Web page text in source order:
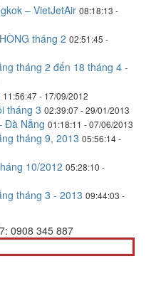
– VietJetAir 08:18:13 -
tháng 2 02:51:45 -
tháng 2 đến 18 tháng 4 -
11:56:47 - 17/09/2012
tháng 3 02:39:07 - 29/01/2013
Đà Nẵng 01:18:11 - 07/06/2013
tháng 9, 2013 05:56:14 -
10/2012 05:28:10 -
tháng 3 - 2013 09:44:03 -
0908 345 887